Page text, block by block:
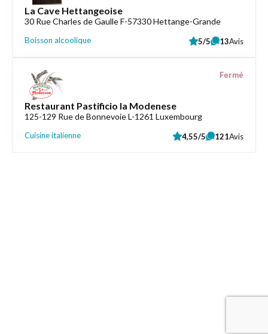
La Cave Hettangeoise
30 Rue Charles de Gaulle F-57330 Hettange-Grande
Boisson alcoolique 5/5 13Avis
Restaurant Pastificio la Modenese
125-129 Rue de Bonnevoie L-1261 Luxembourg
Cuisine italienne
Fermé
4,55/5 121Avis